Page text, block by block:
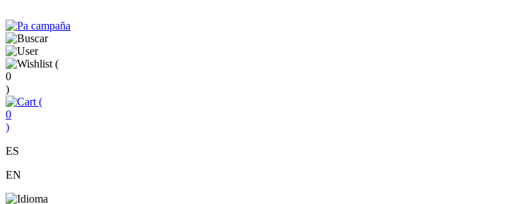
(
0
)
(
0
)
ES
EN